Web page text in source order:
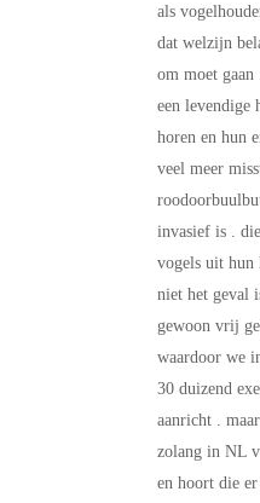
als
dat welzijn
om moet
een levendige
horen en hun
veel meer
invasief is .
vogels uit
niet het geval
gewoon vrij
waardoor we
30 duizend
aanricht .
zolang in NL
en hoort die